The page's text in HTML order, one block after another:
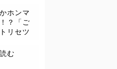
ホンマ
？「ご
リセツ
む